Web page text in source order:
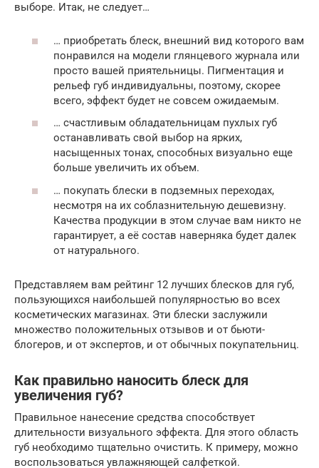
выборе. Итак, не следует…
… приобретать блеск, внешний вид которого вам
понравился на модели глянцевого журнала или
просто вашей приятельницы. Пигментация и
рельеф губ индивидуальны, поэтому, скорее
всего, эффект будет не совсем ожидаемым.
… счастливым обладательницам пухлых губ
останавливать свой выбор на ярких,
насыщенных тонах, способных визуально еще
больше увеличить их объем.
… покупать блески в подземных переходах,
несмотря на их соблазнительную дешевизну.
Качества продукции в этом случае вам никто не
гарантирует, а её состав наверняка будет далек
от натурального.
Представляем вам рейтинг 12 лучших блесков для губ,
пользующихся наибольшей популярностью во всех
косметических магазинах. Эти блески заслужили
множество положительных отзывов и от бьюти-
блогеров, и от экспертов, и от обычных покупательниц.
Как правильно наносить блеск для
увеличения губ?
Правильное нанесение средства способствует
длительности визуального эффекта. Для этого область
губ необходимо тщательно очистить. К примеру, можно
воспользоваться увлажняющей салфеткой.